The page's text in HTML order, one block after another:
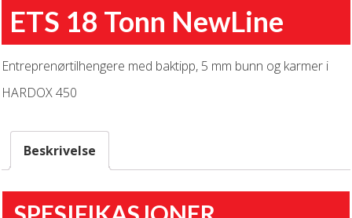
ETS 18 Tonn NewLine
Entreprenørtilhengere med baktipp, 5 mm bunn og karmer i
HARDOX 450
Beskrivelse